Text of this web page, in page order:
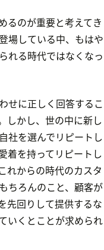
るのが重要と考えてき
場している中、もはや
れる時代ではなくなっ
せに正しく回答するこ
しかし、世の中に新し
社を選んでリピートし
着を持ってリピートし
れからの時代のカスタ
ちろんのこと、顧客が
先回りして提供するな
いくとことが求められ